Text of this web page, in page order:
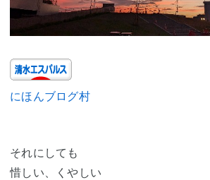
にほんブログ村
それにしても
惜しい、くやしい